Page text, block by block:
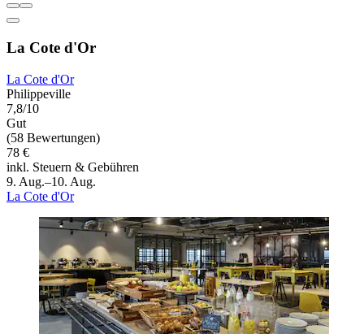
La Cote d'Or
La Cote d'Or
Philippeville
7,8/10
Gut
(58 Bewertungen)
78 €
inkl. Steuern & Gebühren
9. Aug.–10. Aug.
La Cote d'Or